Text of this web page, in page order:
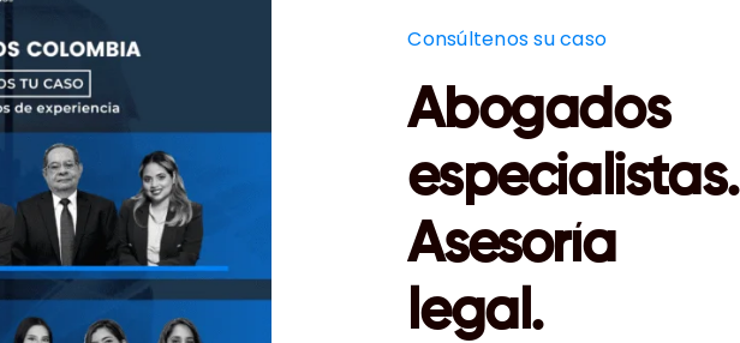
Consúltenos su caso
Abogados
especialistas.
Asesoría
legal.